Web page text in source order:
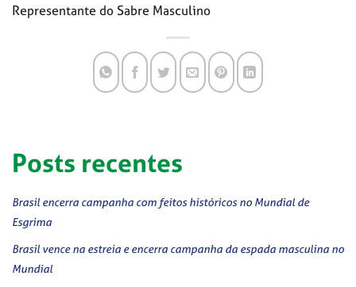
Representante do Sabre Masculino
Posts recentes
Brasil encerra campanha com feitos históricos no Mundial de
Esgrima
Brasil vence na estreia e encerra campanha da espada masculina no
Mundial